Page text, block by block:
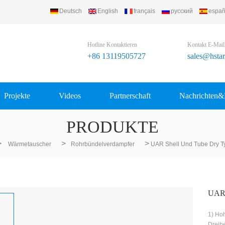
Deutsch English français русский
Hotline Kontaktieren
+86 13119505727
Kontakt E-Mail
Projekte Videos Partnerschaft
PRODUKTE
Wärmetauscher > Rohrbündelverdampfer >UAR Shell Und Tube Dry
1)